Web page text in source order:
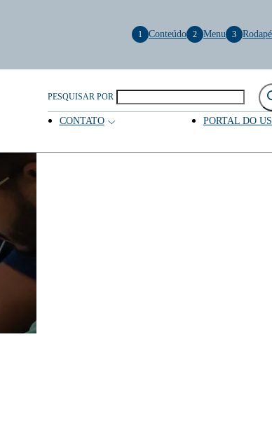
PESQUISAR POR
CONTATO PORTAL DO
1 Conteúdo 2 Menu 3 Rodapé